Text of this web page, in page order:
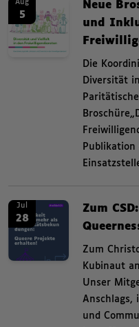
News.
Neue
und
Die
Diversität
Publikation
Aug
5
News.
Zum
Zum
Kubinaut
Unser
Anschlags,
und
Jul
28